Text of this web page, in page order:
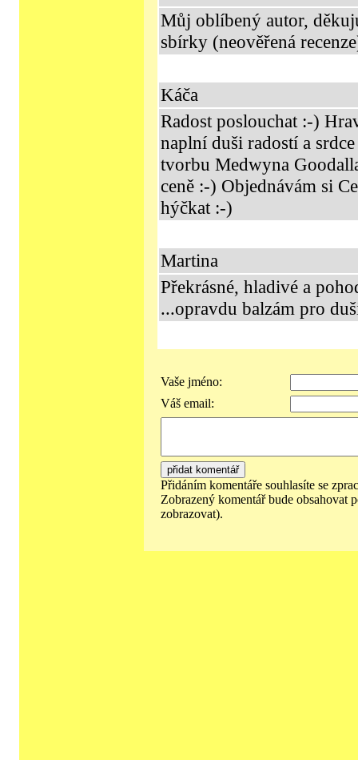
Můj oblíbený autor,
sbírky (neověřená
Káča
Radost poslouchat :-)
naplní duši radostí a
tvorbu Medwyna
ceně :-) Objednávám si
hýčkat :-)
Martina
Překrásné, hladivé a
...opravdu balzám pro
Vaše jméno:
Váš email:
Přidáním komentáře souhlasíte se
Zobrazený komentář bude obsahovat
zobrazovat).